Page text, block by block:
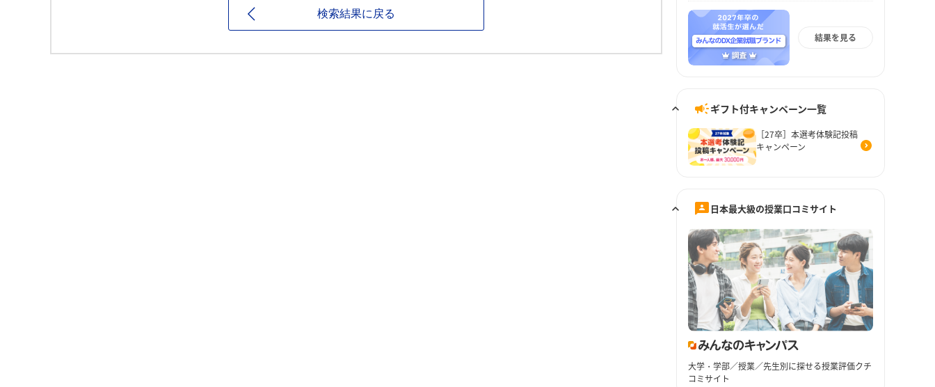
検索結果に戻る
結果を見る
ギフト付キャンペーン一覧
［27卒］本選考体験記投稿
キャンペーン
日本最大級の授業口コミサイト
大学・学部／授業／先生別に探せる授業評価クチ
コミサイト